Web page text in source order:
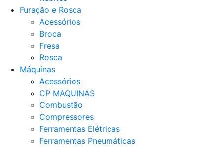
Furação e Rosca
Acessórios
Broca
Fresa
Rosca
Máquinas
Acessórios
CP MAQUINAS
Combustão
Compressores
Ferramentas Elétricas
Ferramentas Pneumáticas